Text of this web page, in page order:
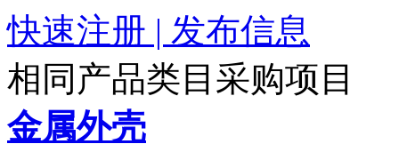
快速注册 | 发布信息
相同产品类目采购项目
金属外壳